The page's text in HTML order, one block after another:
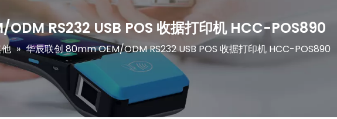
RS232 USB POS 收据打印机 HCC-POS890
» 华辰联创 80mm OEM/ODM RS232 USB POS 收据打印机 HCC-POS890